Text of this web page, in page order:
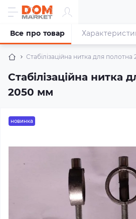
Стабілізаційна нитка для
Стабілізаційна нитка
2050 мм
Все про товар
новинка